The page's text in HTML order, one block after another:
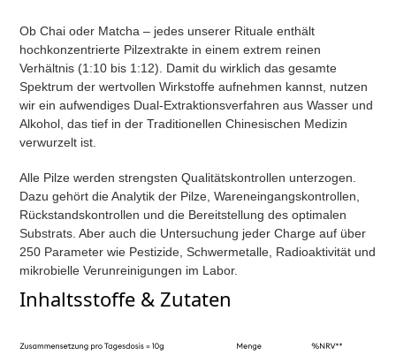
Ob Chai oder Matcha – jedes unserer Rituale enthält
hochkonzentrierte Pilzextrakte in einem extrem reinen
Verhältnis (1:10 bis 1:12). Damit du wirklich das gesamte
Spektrum der wertvollen Wirkstoffe aufnehmen kannst, nutzen
wir ein aufwendiges Dual-Extraktionsverfahren aus Wasser und
Alkohol, das tief in der Traditionellen Chinesischen Medizin
verwurzelt ist.
Alle Pilze werden strengsten Qualitätskontrollen unterzogen.
Dazu gehört die Analytik der Pilze, Wareneingangskontrollen,
Rückstandskontrollen und die Bereitstellung des optimalen
Substrats. Aber auch die Untersuchung jeder Charge auf über
250 Parameter wie Pestizide, Schwermetalle, Radioaktivität und
mikrobielle Verunreinigungen im Labor.
Inhaltsstoffe & Zutaten